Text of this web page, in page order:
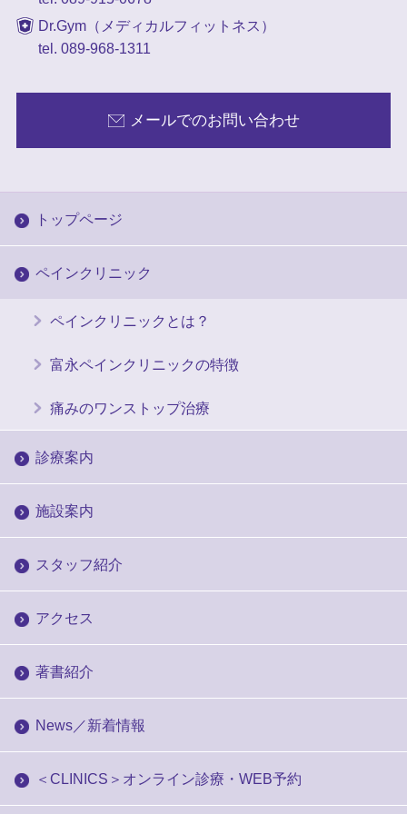
Dr.Gym（メディカルフィットネス）
tel. 089-968-1311
メールでのお問い合わせ
トップページ
ペインクリニック
ペインクリニックとは？
富永ペインクリニックの特徴
痛みのワンストップ治療
診療案内
施設案内
スタッフ紹介
アクセス
著書紹介
News／新着情報
＜CLINICS＞オンライン診療・WEB予約